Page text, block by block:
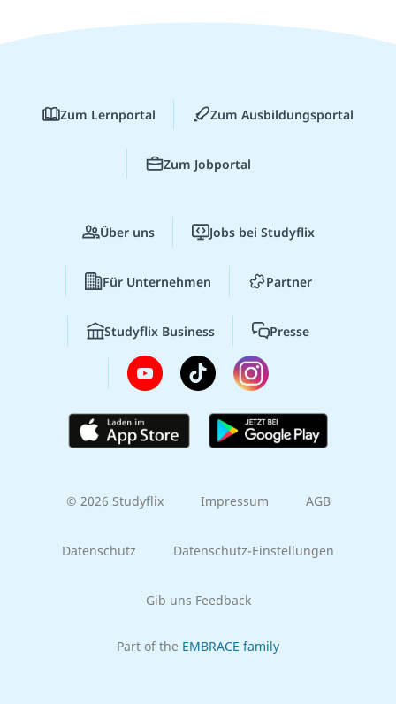
Zum Lernportal Zum Ausbildungsportal
Zum Jobportal
Über uns Jobs bei Studyflix
Für Unternehmen Partner
Studyflix Business Presse
© 2026 Studyflix Impressum AGB
Datenschutz Datenschutz-Einstellungen
Gib uns Feedback
Part of the EMBRACE family